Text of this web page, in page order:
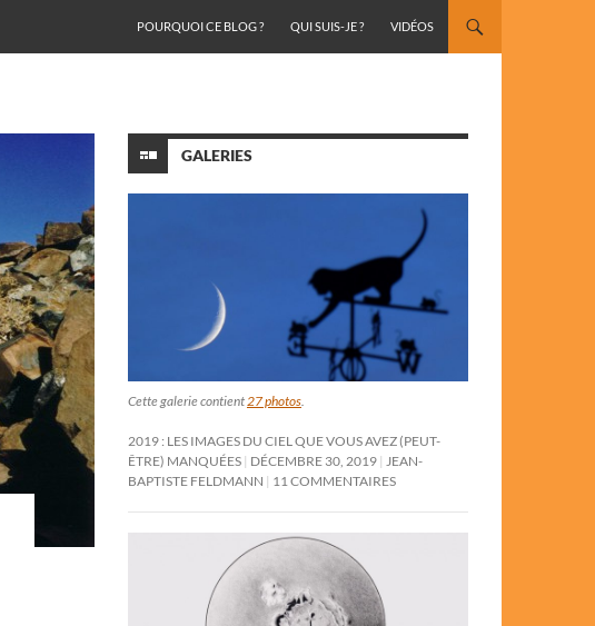
POURQUOI CE BLOG ?
QUI SUIS-JE ? VIDÉOS
GALERIES
Cette galerie contient27 photos.
2019 : LES IMAGES DU CIEL QUE VOUS AVEZ (PEUT-
ÊTRE) MANQUÉES DÉCEMBRE 30, 2019 JEAN-
BAPTISTE FELDMANN
11 COMMENTAIRES